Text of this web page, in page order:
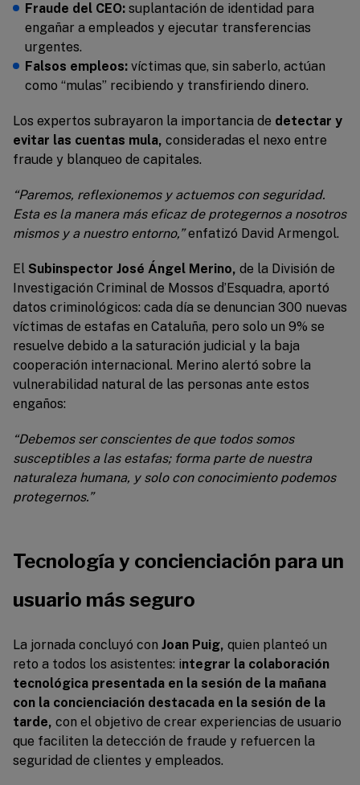
Fraude del CEO: suplantación de identidad para
engañar a empleados y ejecutar transferencias
urgentes.
Falsos empleos: víctimas que, sin saberlo, actúan
como “mulas” recibiendo y transfiriendo dinero.
Los expertos subrayaron la importancia de detectar y
evitar las cuentas mula, consideradas el nexo entre
fraude y blanqueo de capitales.
“Paremos, reflexionemos y actuemos con seguridad.
Esta es la manera más eficaz de protegernos a nosotros
mismos y a nuestro entorno,”enfatizó David Armengol.
El Subinspector José Ángel Merino, de la División de
Investigación Criminal de Mossos d’Esquadra, aportó
datos criminológicos: cada día se denuncian 300 nuevas
víctimas de estafas en Cataluña, pero solo un 9% se
resuelve debido a la saturación judicial y la baja
cooperación internacional. Merino alertó sobre la
vulnerabilidad natural de las personas ante estos
engaños:
“Debemos ser conscientes de que todos somos
susceptibles a las estafas; forma parte de nuestra
naturaleza humana, y solo con conocimiento podemos
protegernos.”
Tecnología y concienciación para un
usuario más seguro
La jornada concluyó con Joan Puig, quien planteó un
reto a todos los asistentes: integrar la colaboración
tecnológica presentada en la sesión de la mañana
con la concienciación destacada en la sesión de la
tarde, con el objetivo de crear experiencias de usuario
que faciliten la detección de fraude y refuercen la
seguridad de clientes y empleados.